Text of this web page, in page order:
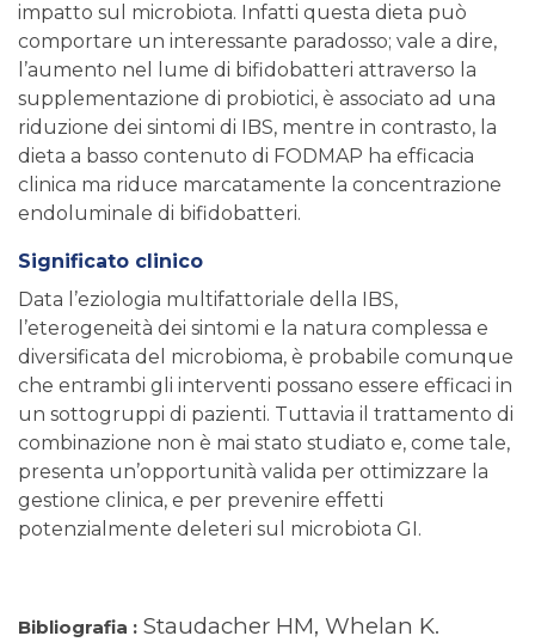
impatto sul microbiota. Infatti questa dieta può
comportare un interessante paradosso; vale a dire,
l’aumento nel lume di bifidobatteri attraverso la
supplementazione di probiotici, è associato ad una
riduzione dei sintomi di IBS, mentre in contrasto, la
dieta a basso contenuto di FODMAP ha efficacia
clinica ma riduce marcatamente la concentrazione
endoluminale di bifidobatteri.
Significato clinico
Data l’eziologia multifattoriale della IBS,
l’eterogeneità dei sintomi e la natura complessa e
diversificata del microbioma, è probabile comunque
che entrambi gli interventi possano essere efficaci in
un sottogruppi di pazienti. Tuttavia il trattamento di
combinazione non è mai stato studiato e, come tale,
presenta un’opportunità valida per ottimizzare la
gestione clinica, e per prevenire effetti
potenzialmente deleteri sul microbiota GI.
Bibliografia : Staudacher HM, Whelan K.